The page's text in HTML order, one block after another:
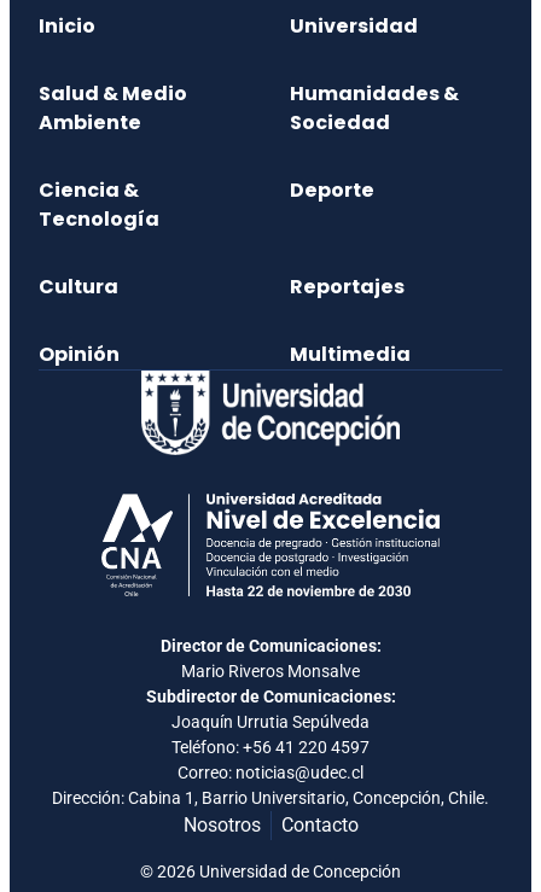
Inicio Universidad
Salud & Medio
Ambiente
Humanidades &
Sociedad
Ciencia &
Tecnología
Deporte
Cultura Reportajes
Opinión Multimedia
Director de Comunicaciones:
Mario Riveros Monsalve
Subdirector de Comunicaciones:
Joaquín Urrutia Sepúlveda
Teléfono:+56 41 220 4597
Correo: noticias@udec.cl
Dirección: Cabina 1, Barrio Universitario, Concepción, Chile.
Nosotros Contacto
© 2026 Universidad de Concepción